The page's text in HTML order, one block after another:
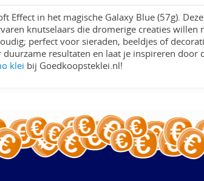
Effect in het magische Galaxy Blue (57g).
knutselaars die dromerige creaties willen
perfect voor sieraden, beeldjes of
duurzame resultaten en laat je inspireren door
klei bij Goedkoopsteklei.nl!